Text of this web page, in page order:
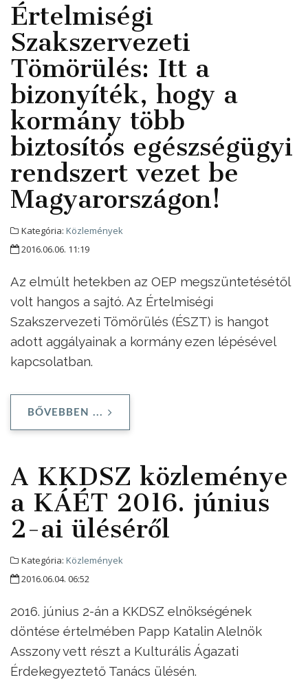
Értelmiségi
Szakszervezeti
Tömörülés: Itt a
bizonyíték, hogy a
kormány több
biztosítós egészségügyi
rendszert vezet be
Magyarországon!
Kategória: Közlemények
2016.06.06. 11:19
Az elmúlt hetekben az OEP megszüntetésétől
volt hangos a sajtó. Az Értelmiségi
Szakszervezeti Tömörülés (ÉSZT) is hangot
adott aggályainak a kormány ezen lépésével
kapcsolatban.
BŐVEBBEN ...
A KKDSZ közleménye
a KÁÉT 2016. június
2-ai üléséről
Kategória: Közlemények
2016.06.04. 06:52
2016. június 2-án a KKDSZ elnökségének
döntése értelmében Papp Katalin Alelnök
Asszony vett részt a Kulturális Ágazati
Érdekegyeztető Tanács ülésén.